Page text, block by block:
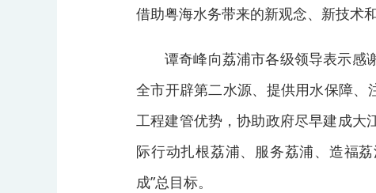
借助粤海水务带来的新观念、新技术
谭奇峰向荔浦市各级领导表示感
全市开辟第二水源、提供用水保障、
工程建管优势，协助政府尽早建成大
际行动扎根荔浦、服务荔浦、造福
成”总目标。